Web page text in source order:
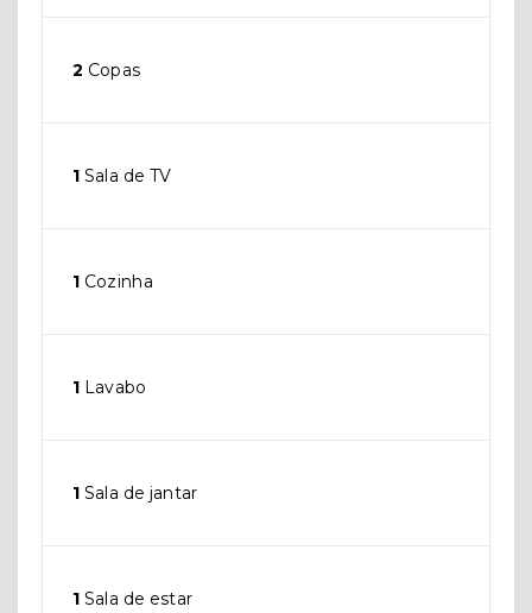
2 Copas
1 Sala de TV
1 Cozinha
1 Lavabo
1 Sala de jantar
1 Sala de estar